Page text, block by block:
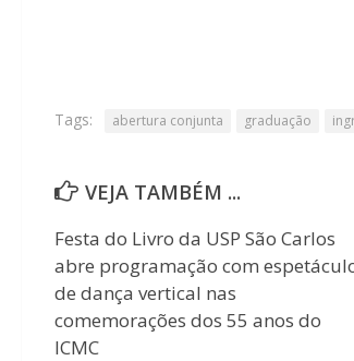
Tags: abertura conjunta graduação
VEJA TAMBÉM ...
Festa do Livro da USP São Carlos
abre programação com
de dança vertical nas
comemorações dos 55 anos do
ICMC